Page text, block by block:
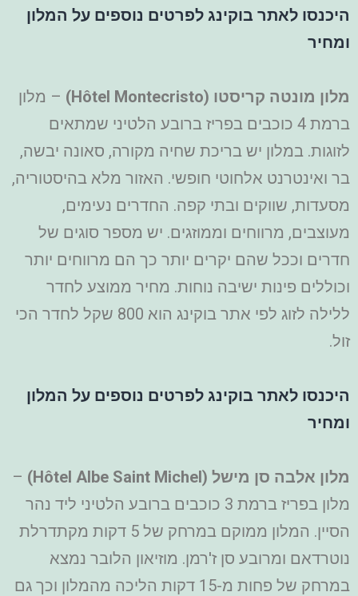
היכנסו לאתר בוקינג לפרטים נוספים על המלון
ומחיר
מלון מונטה קריסטו (Hôtel Montecristo
) – מלון
ברמת 4 כוכבים בפריז ברובע הלטיני שמתאים
לזוגות. במלון יש בריכת שחיה מקורה, סאונה יבשה,
בר ואינטרנט אלחוטי חופשי. האזור מלא בהיסטוריה,
מסעדות, שווקים ובתי קפה. החדרים נעימים,
מעוצבים, מרווחים וממוזגים. יש מספר סוגים של
חדרים וככל שהם יקרים יותר כך הם מרווחים יותר
וכוללים פינות ישיבה נוחות. מחיר ממוצע לחדר
ללילה לזוג לפי אתר בוקינג הוא 800 שקל לחדר הכי
זול.
היכנסו לאתר בוקינג לפרטים נוספים על המלון
ומחיר
מלון אלבה סן מישל (Hôtel Albe Saint Michel
)
–
מלון בפריז ברמת 3 כוכבים ברובע הלטיני ליד נהר
הסיין. המלון ממוקם במרחק של 5 דקות מקתדרלת
נוטרדאם ומרובע סן ז'רמן. מוזיאון הלובר נמצא
במרחק של פחות מ-15 דקות הליכה מהמלון וכך גם